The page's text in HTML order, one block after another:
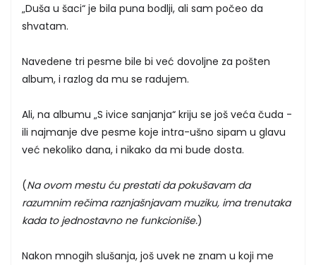
„Duša u šaci“ je bila puna bodlji, ali sam počeo da
shvatam.
Navedene tri pesme bile bi već dovoljne za pošten
album, i razlog da mu se radujem.
Ali, na albumu „S ivice sanjanja“ kriju se još veća čuda -
ili najmanje dve pesme koje intra-ušno sipam u glavu
već nekoliko dana, i nikako da mi bude dosta.
(Na ovom mestu ću prestati da pokušavam da
razumnim rečima raznjašnjavam muziku, ima trenutaka
kada to jednostavno ne funkcioniše.)
Nakon mnogih slušanja, još uvek ne znam u koji me